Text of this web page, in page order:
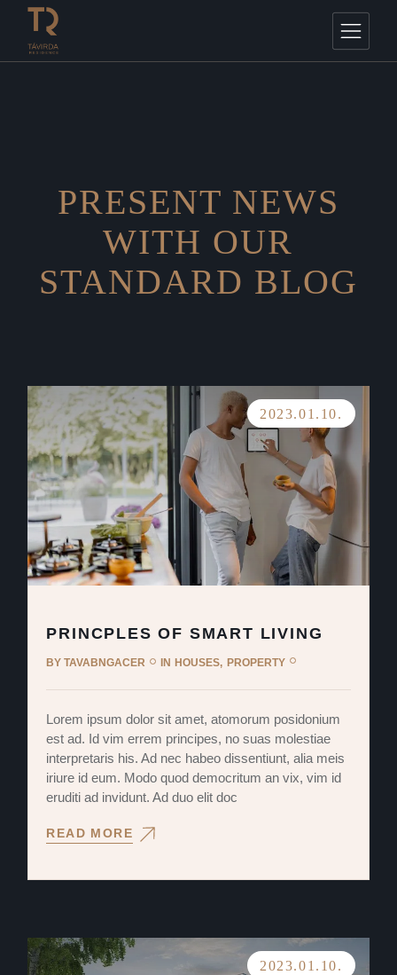
PRESENT NEWS
WITH OUR
STANDARD BLOG
2023.01.10.
PRINCPLES OF SMART LIVING
BYTAVABNGACER IN HOUSES PROPERTY
Lorem ipsum dolor sit amet, atomorum posidonium
est ad. Id vim errem principes, no suas molestiae
interpretaris his. Ad nec habeo dissentiunt, alia meis
iriure id eum. Modo quod democritum an vix, vim id
eruditi ad invidunt. Ad duo elit doc
READ MORE
2023.01.10.